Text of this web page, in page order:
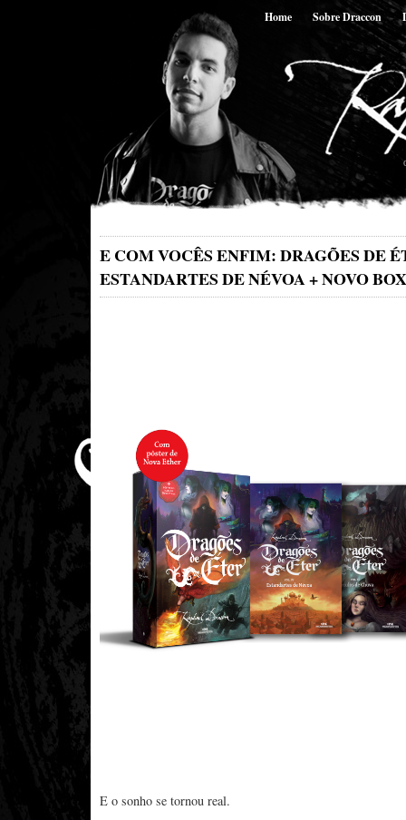
Home Sobre Draccon
E COM VOCÊS ENFIM: DRAGÕES DE
ESTANDARTES DE NÉVOA + NOVO BOX
E o sonho se tornou real.